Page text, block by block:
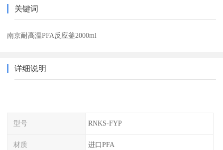
关键词
南京耐高温PFA反应釜2000ml
详细说明
型号 RNKS-FYP
材质 进口PFA